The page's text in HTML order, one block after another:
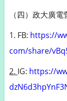
（四）政大廣
1. FB: https://
com/share/
2. IG: https://